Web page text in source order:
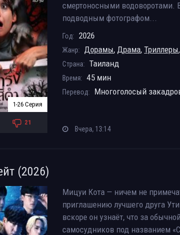
смертоносными водоворотами.
подводным фотографом...
Год: 2026
Жанр: Дорамы, Драма, Триллеры,
Страна: Таиланд
Время: 45 мин
Перевод: Многоголосый
Вчера, 13:14
1-26 Серия
21
(2026)
Мицуи Кота — ничем не
приглашению лучшего друга
вскоре он узнаёт, что за
самосудников под названием